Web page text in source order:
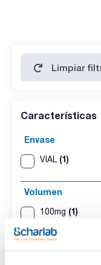
Limpiar
Características
Envase
VIAL (1)
Volumen
100mg (1)